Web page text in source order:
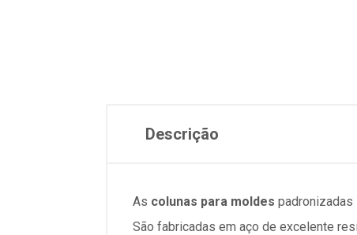
Descrição
As colunas para moldes
São fabricadas em aço de excelente